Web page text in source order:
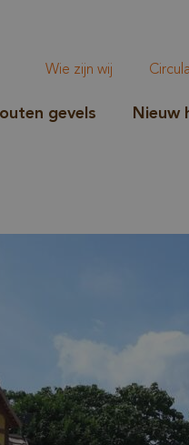
Wie zijn wij
gevels Nieuw